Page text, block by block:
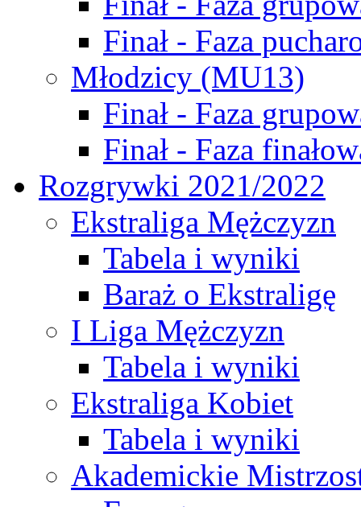
Finał - Faza
Młodzicy (MU13)
Finał - Faza
Finał - Faza
Rozgrywki 2021/2022
Ekstraliga Mężczyzn
Tabela i wyniki
Baraż o Ekstraligę
I Liga Mężczyzn
Tabela i wyniki
Ekstraliga Kobiet
Tabela i wyniki
Akademickie